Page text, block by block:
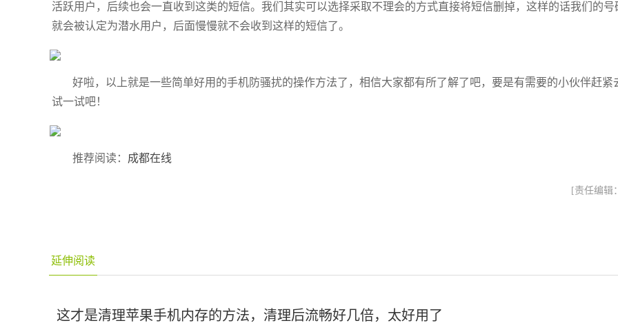
活跃用户，后续也会一直收到这类的短信。我们其实可以选择采取不理会的方式直接将短信删掉，这样的话我们的号
就会被认定为潜水用户，后面慢慢就不会收到这样的短信了。
好啦，以上就是一些简单好用的手机防骚扰的操作方法了，相信大家都有所了解了吧，要是有需要的小伙伴赶紧
试一试吧！
推荐阅读： 成都在线
[责任编辑
延伸阅读
这才是清理苹果手机内存的方法，清理后流畅好几倍，太好用了